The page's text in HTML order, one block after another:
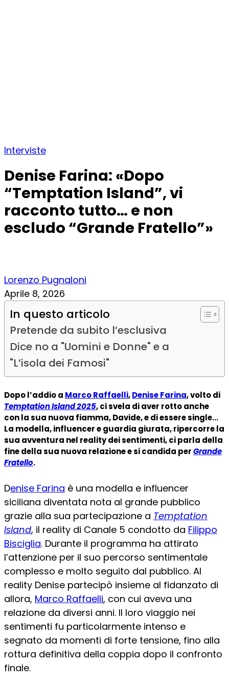
Interviste
Denise Farina: «Dopo
“Temptation Island”, vi
racconto tutto… e non
escludo “Grande Fratello”»
Lorenzo Pugnaloni
Aprile 8, 2026
In questo articolo
Pretende da subito l’esclusiva
Dice no a "Uomini e Donne" e a
"L’isola dei Famosi"
Dopo l’addio a Marco Raffaelli,Denise Farina, volto di
Temptation Island 2025, ci svela di aver rotto anche
con la sua nuova fiamma, Davide, e di essere single…
La modella, influencer e guardia giurata, ripercorre la
sua avventura nel reality dei sentimenti, ci parla della
fine della sua nuova relazione e si candida perGrande
Fratello.
Denise Farina è una modella e influencer
siciliana diventata nota al grande pubblico
grazie alla sua partecipazione a Temptation
Island, il reality di Canale 5 condotto da Filippo
Bisciglia. Durante il programma ha attirato
l’attenzione per il suo percorso sentimentale
complesso e molto seguito dal pubblico. Al
reality Denise partecipò insieme al fidanzato di
allora, Marco Raffaelli, con cui aveva una
relazione da diversi anni. Il loro viaggio nei
sentimenti fu particolarmente intenso e
segnato da momenti di forte tensione, fino alla
rottura definitiva della coppia dopo il confronto
finale.